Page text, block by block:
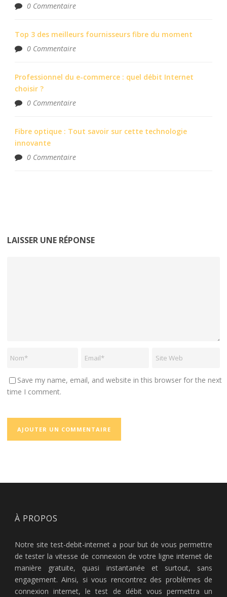
0 Commentaire
Top 3 des meilleurs fournisseurs fibre du moment
0 Commentaire
Professionnel du e-commerce : quel débit Internet
choisir ?
0 Commentaire
Fibre optique : Tout savoir sur cette technologie
innovante
0 Commentaire
LAISSER UNE RÉPONSE
Save my name, email, and website in this browser for the next
time I comment.
À PROPOS
Notre site test-debit-internet a pour but de vous permettre
de tester la vitesse de connexion de votre ligne internet de
manière gratuite, quasi instantanée et surtout, sans
engagement. Ainsi, si vous rencontrez des problèmes de
connexion internet, le test de débit vous permettra un